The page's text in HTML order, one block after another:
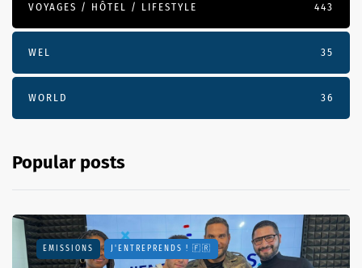
VOYAGES / HÔTEL / LIFESTYLE 443
WEL 35
WORLD 36
Popular posts
EMISSIONS J'ENTREPRENDS ! 🇫🇷